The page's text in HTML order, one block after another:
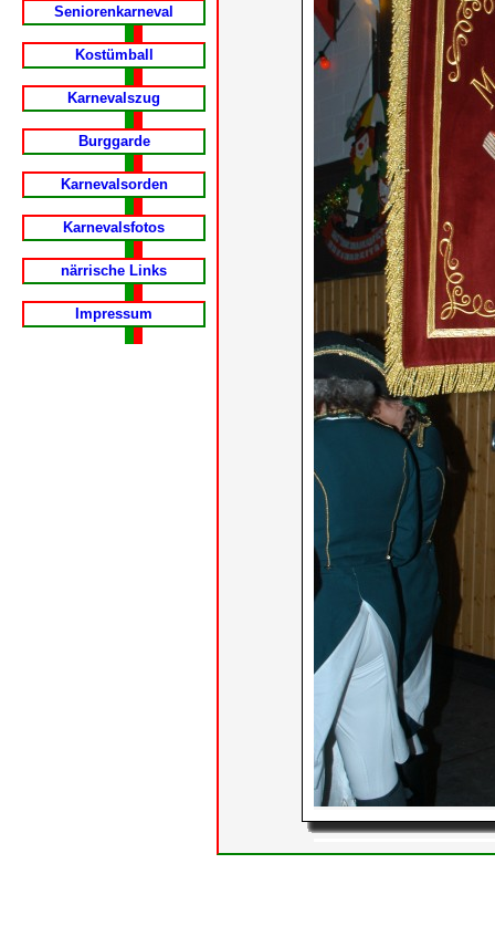
Seniorenkarneval
Kostümball
Karnevalszug
Burggarde
Karnevalsorden
Karnevalsfotos
närrische Links
Impressum